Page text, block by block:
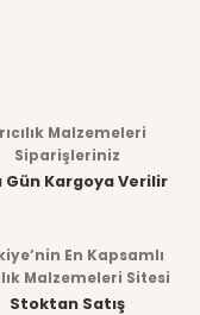
Malzemeleri
Siparişleriniz
Gün Kargoya Verilir
En Kapsamlı
Malzemeleri Sitesi
Stoktan Satış